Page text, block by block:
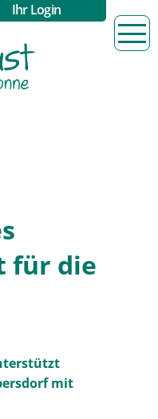
Ihr Login
für die
mit